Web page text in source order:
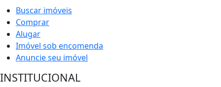
Buscar imóveis
Comprar
Alugar
Imóvel sob encomenda
Anuncie seu imóvel
INSTITUCIONAL